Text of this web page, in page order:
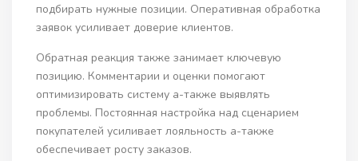
подбирать нужные позиции. Оперативная обработка
заявок усиливает доверие клиентов.
Обратная реакция также занимает ключевую
позицию. Комментарии и оценки помогают
оптимизировать систему а-также выявлять
проблемы. Постоянная настройка над сценарием
покупателей усиливает лояльность а-также
обеспечивает росту заказов.